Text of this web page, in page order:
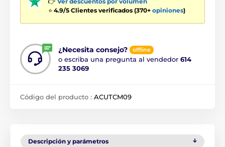
⭐ 4.9/5 Clientes verificados (370+ opiniones)
¿Necesita consejo? offline
o escriba una pregunta al vendedor 614
235 3069
Código del producto : ACUTCM09
Descripción y parámetros